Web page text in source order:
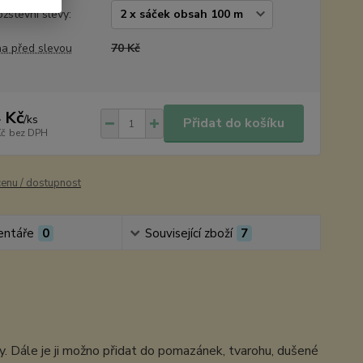
slevy:
před slevou 70 Kč
Kč/ks
bez DPH
Přidat do košíku
/ dostupnost
0 Související zboží 7
Dále je ji možno přidat do pomazánek, tvarohu, dušené